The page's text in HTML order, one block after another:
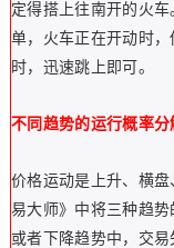
定得搭上往南开的火
单，火车正在开动时
时，迅速跳上即可。
不同趋势的运行概率分
价格运动是上升、横
易大师》中将三种趋
或者下降趋势中，交